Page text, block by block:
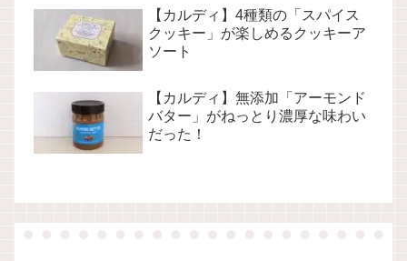
【カルディ】4種類の「スパイス
クッキー」が楽しめるクッキーア
ソート
【カルディ】無添加「アーモンド
バター」がねっとり濃厚な味わい
だった！